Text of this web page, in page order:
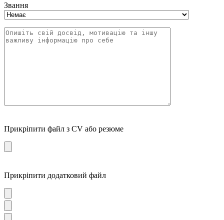
Звання
Прикріпити файл з CV або резюме
Прикріпити додатковий файл